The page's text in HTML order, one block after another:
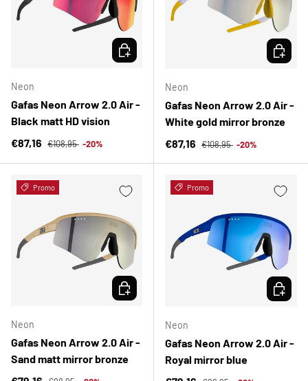
Neon
Gafas Neon Arrow 2.0 Air -
Black matt HD vision
Precio de venta
€87,16 Precio normal
€108,95 -20%
ELEGIR OPCIONES
Neon
Gafas Neon Arrow 2.0 Air -
White gold mirror bronze
Precio de venta
€87,16 Precio normal
€108,95 -20%
ELEGIR
Promo
Neon
Gafas Neon Arrow 2.0 Air -
Sand matt mirror bronze
Precio normal
ELEGIR OPCIONES
Promo
Neon
Gafas Neon Arrow 2.0 Air -
Royal mirror blue
Precio normal
ELEGIR